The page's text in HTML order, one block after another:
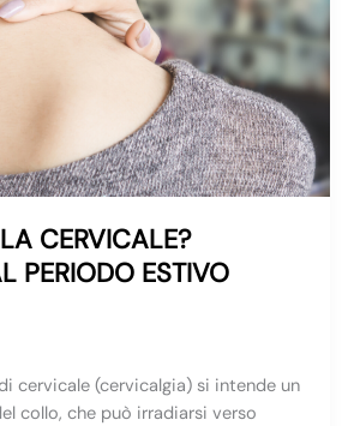
CERVICALE?
PERIODO ESTIVO
cervicale (cervicalgia) si intende un
collo, che può irradiarsi verso